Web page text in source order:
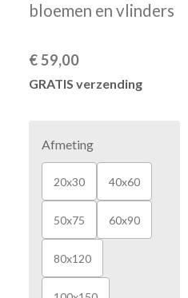
bloemen en vlinders
€ 59,00
GRATIS verzending
Afmeting
20x30 40x60
50x75 60x90
80x120